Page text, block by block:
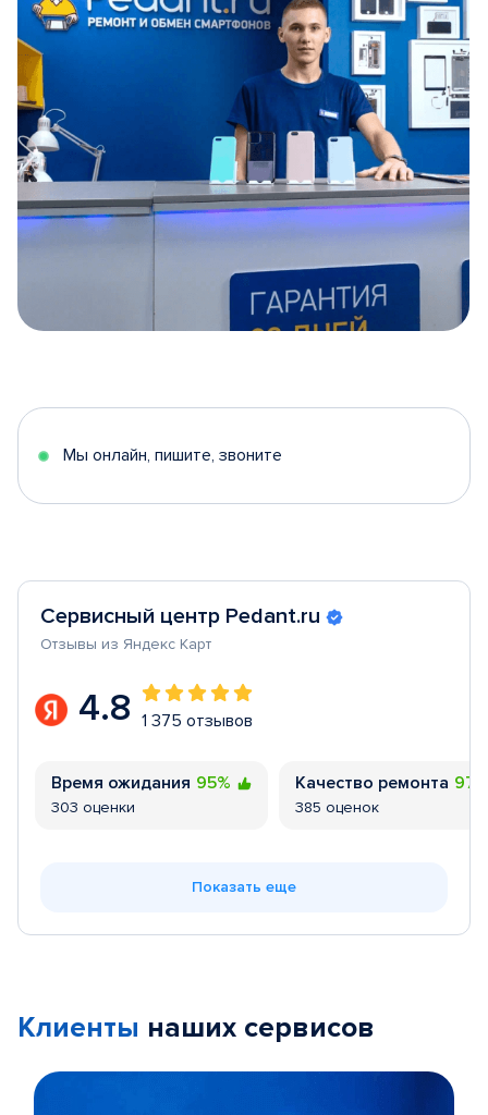
5
Мы онлайн, пишите, звоните
Сервисный центр Pedant.ru
Отзывы из Яндекс Карт
4.8 1 375 отзывов
Время ожидания 95%
303 оценки
Качество ремонта
385 оценок
Показать еще
Клиенты наших сервисов